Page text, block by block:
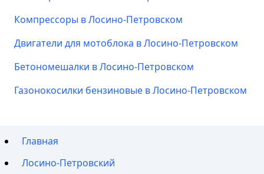
Компрессоры в Лосино-Петровском
Двигатели для мотоблока в Лосино-Петровском
Бетономешалки в Лосино-Петровском
Газонокосилки бензиновые в Лосино-Петровском
Главная
Лосино-Петровский